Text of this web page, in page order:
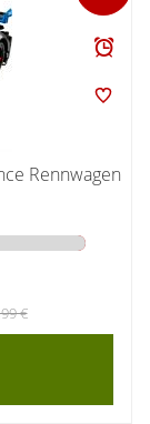
Rennwagen
€